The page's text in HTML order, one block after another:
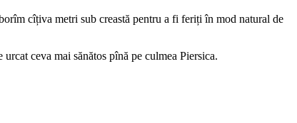
cîțiva metri sub creastă pentru a fi feriți în mod natural de
ceva mai sănătos pînă pe culmea Piersica.